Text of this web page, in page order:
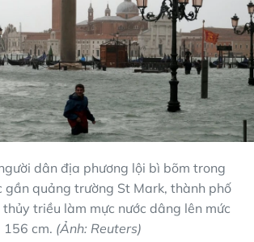
dân địa phương lội bì bõm trong
gần quảng trường St Mark, thành phố
thủy triều làm mực nước dâng lên mức
156 cm. (Ảnh: Reuters)